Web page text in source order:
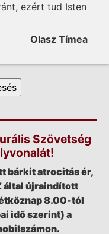
ezért tud Isten
Olasz Tímea
Szövetség
bárkit atrocitás ér,
által újraindított
8.00-tól
idő szerint) a